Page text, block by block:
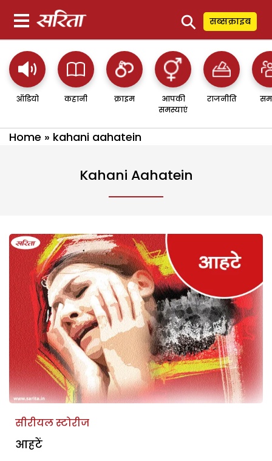
⚲ सब्सक्राइब
ऑडियो कहानी क्राइम
आपकी
समस्याएं
राजनीति
Home » kahani aahatein
Kahani Aahatein
सीरीयल स्टोरीज
आहटें